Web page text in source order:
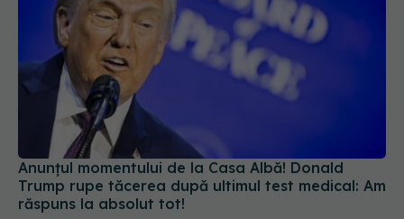
Anunțul momentului de la Casa Albă! Donald
Trump rupe tăcerea după ultimul test medical: Am
răspuns la absolut tot!